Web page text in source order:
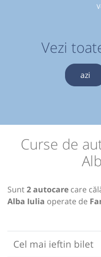
Vezi
azi
Curse de
Sunt2 autocare care
Alba Iulia operate de
Cel mai ieftin bilet